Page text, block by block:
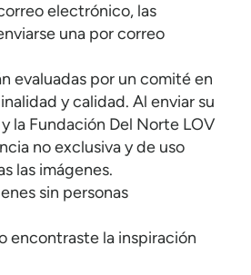
electrónico, las
una por correo
evaluadas por un comité en
y calidad. Al enviar su
la Fundación Del Norte LOV
no exclusiva y de uso
las imágenes.
sin personas
encontraste la inspiración